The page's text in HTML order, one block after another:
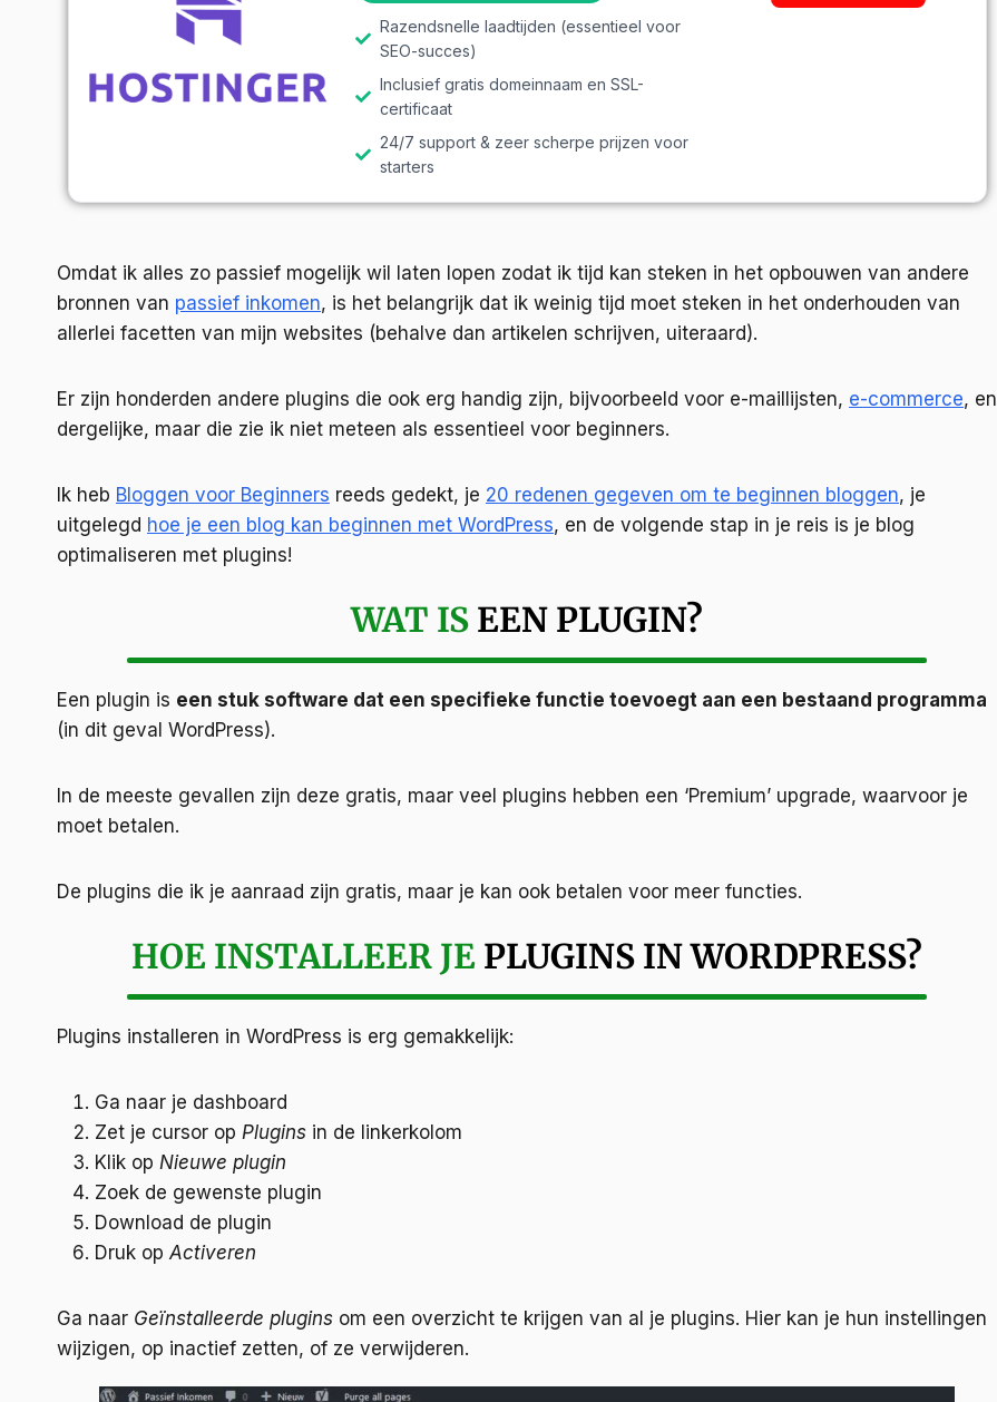
Razendsnelle laadtijden (essentieel voor
SEO-succes)
Inclusief gratis domeinnaam en SSL-
certificaat
24/7 support & zeer scherpe prijzen voor
starters
Omdat ik alles zo passief mogelijk wil laten lopen zodat ik tijd kan steken in het opbouwen van andere
bronnen van passief inkomen, is het belangrijk dat ik weinig tijd moet steken in het onderhouden van
allerlei facetten van mijn websites (behalve dan artikelen schrijven, uiteraard).
Er zijn honderden andere plugins die ook erg handig zijn, bijvoorbeeld voor e-maillijsten, e-commerce, en
dergelijke, maar die zie ik niet meteen als essentieel voor beginners.
Ik heb Bloggen voor Beginners reeds gedekt, je 20 redenen gegeven om te beginnen bloggen, je
uitgelegd hoe je een blog kan beginnen met WordPress, en de volgende stap in je reis is je blog
optimaliseren met plugins!
WAT IS EEN PLUGIN?
Een plugin is een stuk software dat een specifieke functie toevoegt aan een bestaand programma
(in dit geval WordPress).
In de meeste gevallen zijn deze gratis, maar veel plugins hebben een ‘Premium’ upgrade, waarvoor je
moet betalen.
De plugins die ik je aanraad zijn gratis, maar je kan ook betalen voor meer functies.
HOE INSTALLEER JE PLUGINS IN WORDPRESS?
Plugins installeren in WordPress is erg gemakkelijk:
Ga naar je dashboard
Zet je cursor op Plugins in de linkerkolom
Klik op Nieuwe plugin
Zoek de gewenste plugin
Download de plugin
Druk op Activeren
Ga naar Geïnstalleerde plugins om een overzicht te krijgen van al je plugins. Hier kan je hun instellingen
wijzigen, op inactief zetten, of ze verwijderen.